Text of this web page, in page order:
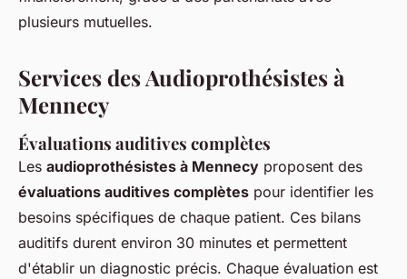
plusieurs mutuelles.
Services des Audioprothésistes à
Mennecy
Évaluations auditives complètes
Les audioprothésistes à Mennecy proposent des
évaluations auditives complètes pour identifier les
besoins spécifiques de chaque patient. Ces bilans
auditifs durent environ 30 minutes et permettent
d'établir un diagnostic précis. Chaque évaluation est